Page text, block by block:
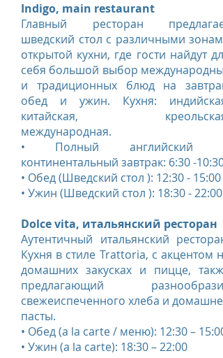
Indigo, main restaurant
Главный ресторан предлагает
шведский стол с различными зонами
открытой кухни, где гости найдут для
себя большой выбор международных
и традиционных блюд на завтрак,
обед и ужин. Кухня: индийская,
китайская, креольская,
международная.
• Полный английский и
континентальный завтрак: 6:30 -10:30
• Обед (Шведский стол ): 12:30 - 15:00
• Ужин (Шведский стол ): 18:30 - 22:00
Dolce vita, итальянский ресторан
Аутентичный итальянский ресторан.
Кухня в стиле Trattoria, с акцентом на
домашних закусках и пицце, также
предлагающий разнообразие
свежеиспеченного хлеба и домашней
пасты.
• Обед (a la carte / меню): 12:30 – 15:00
• Ужин (a la carte): 18:30 – 22:00